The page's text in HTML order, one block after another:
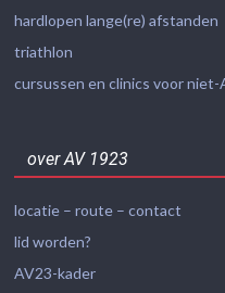
hardlopen lange(re) afstanden
triathlon
cursussen en clinics voor niet-
over AV 1923
locatie – route – contact
lid worden?
AV23-kader